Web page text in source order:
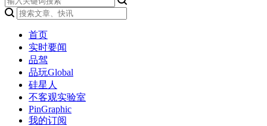
首页
实时要闻
品驾
品玩Global
硅星人
不客观实验室
PinGraphic
我的订阅